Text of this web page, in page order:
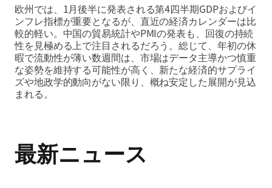
欧州では、1月後半に発表される第4四半期GDPおよびイ
ンフレ指標が重要となるが、直近の経済カレンダーは比
較的軽い。中国の貿易統計やPMIの発表も、回復の持続
性を見極める上で注目されるだろう。総じて、年初の休
暇で流動性が薄い数週間は、市場はデータ主導かつ慎重
な姿勢を維持する可能性が高く、新たな経済的サプライ
ズや地政学的動向がない限り、概ね安定した展開が見込
まれる。
最新ニュース